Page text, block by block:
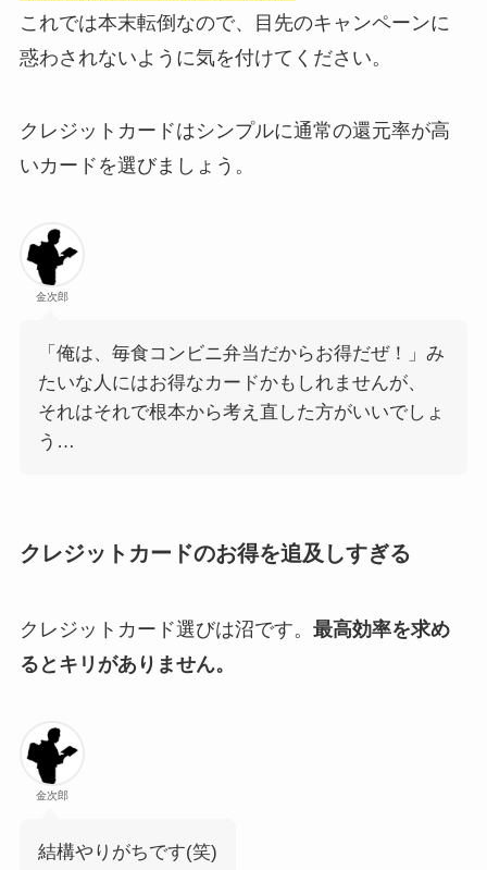
これでは本末転倒なので、目先のキャンペーンに
惑わされないように気を付けてください。
クレジットカードはシンプルに通常の還元率が高
いカードを選びましょう。
金次郎
「俺は、毎食コンビニ弁当だからお得だぜ！」み
たいな人にはお得なカードかもしれませんが、
それはそれで根本から考え直した方がいいでしょ
う…
クレジットカードのお得を追及しすぎる
クレジットカード選びは沼です。 最高効率を求め
るとキリがありません。
金次郎
結構やりがちです(笑)